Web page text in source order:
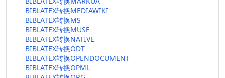
BIBLATEX转换MEDIAWIKI
BIBLATEX转换MS
BIBLATEX转换MUSE
BIBLATEX转换NATIVE
BIBLATEX转换ODT
BIBLATEX转换OPENDOCUMENT
BIBLATEX转换OPML